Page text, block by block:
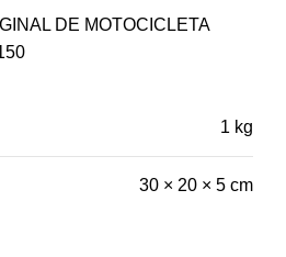
DE MOTOCICLETA
1 kg
30 × 20 × 5 cm